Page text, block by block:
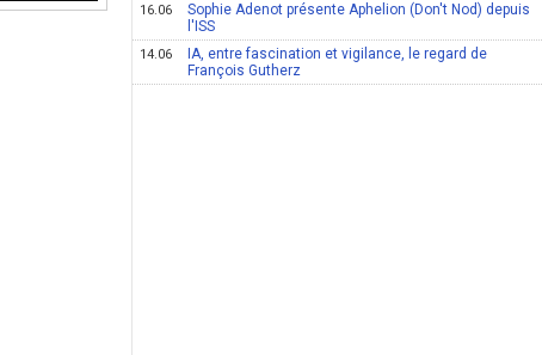
16.06
Sophie Adenot présente Aphelion (Don't Nod) depuis
l'ISS
14.06
IA, entre fascination et vigilance, le regard de
François Gutherz